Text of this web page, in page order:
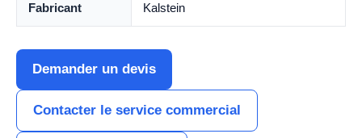
Fabricant Kalstein
Demander un devis
Contacter le service commercial